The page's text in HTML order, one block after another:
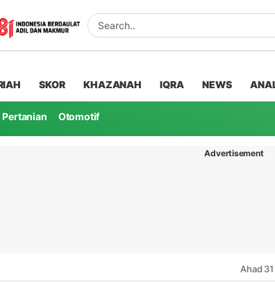
SKOR KHAZANAH IQRA NEWS
Pertanian Otomotif
Advertisement
Ahad